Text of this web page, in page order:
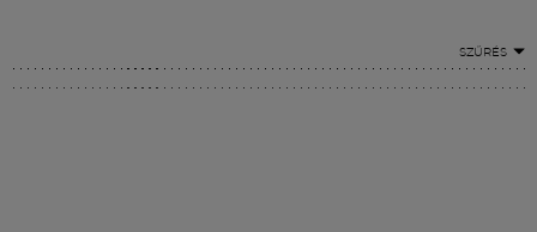
SZŰRÉS